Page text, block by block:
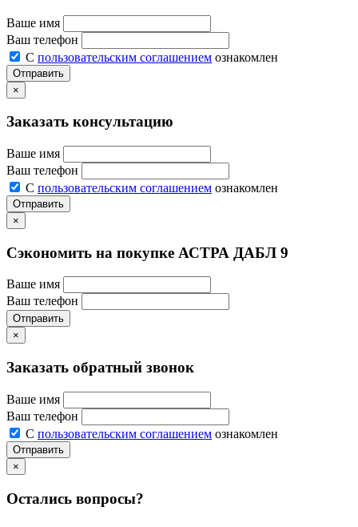
Ваше имя
Ваш телефон
С пользовательским соглашением ознакомлен
Отправить
×
Заказать консультацию
Ваше имя
Ваш телефон
С пользовательским соглашением ознакомлен
Отправить
×
Сэкономить на покупке АСТРА ДАБЛ 9
Ваше имя
Ваш телефон
Отправить
×
Заказать обратный звонок
Ваше имя
Ваш телефон
С пользовательским соглашением ознакомлен
Отправить
×
Остались вопросы?